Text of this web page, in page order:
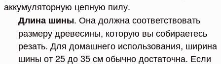
аккумуляторную цепную пилу.
Длина шины. Она должна соответствовать
размеру древесины, которую вы собираетесь
резать. Для домашнего использования, ширина
шины от 25 до 35 см обычно достаточна. Если